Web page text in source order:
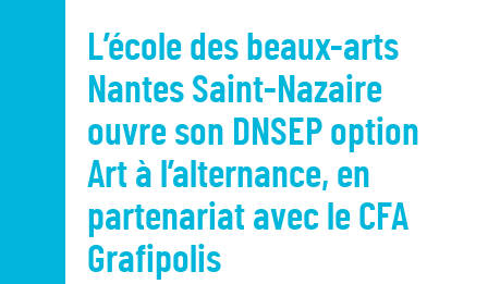
L’école des beaux-arts
Nantes Saint-Nazaire
ouvre son DNSEP option
Art à l’alternance, en
partenariat avec le CFA
Grafipolis